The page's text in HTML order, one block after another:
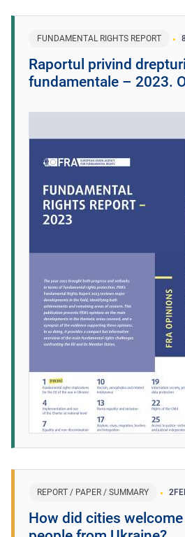
FUNDAMENTAL RIGHTS REPORT
Raportul privind
fundamentale – 2023.
REPORT / PAPER / SUMMARY 2
How did cities